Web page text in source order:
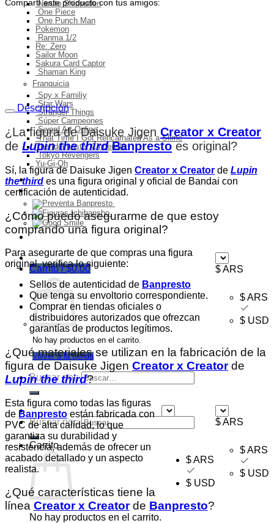
Naruto Shippuden
One Piece
One Punch Man
Pokemon
Ranma 1/2
Re: Zero
Sailor Moon
Sakura Card Captor
Shaman King
Franquicia
Spy x Familiy
Star Wars
Stranger Things
Súper Campeones
Sword Art Online
That Time I Got Rencarnated As a Slime
The Idolmaster Cinderella
Tokyo Revengers
Yu-Gi-Oh
Ingresos del mes
Preventa
Ofertas
$ ARS
$ ARS
$ USD
Carrito /$0,00
No hay productos en el carrito.
Volver a la tienda
Buscar por:
$ ARS
$ ARS
$ USD
Buscar por:
Carrito
No hay productos en el carrito.
$ ARS
$ USD
Compartí este producto con tus amigos:
Descripción
¿La figura de Daisuke Jigen Creator x Creator
de Lupin the third Banprestoes original ?
Sí, la figura de Daisuke Jigen Creator x Creator de Lupin
the third es una figura original y oficial de Bandai con
certificación de autenticidad.
¿Cómo puedo asegurarme de que estoy
comprando una figura original?
Para asegurarte de que compras una figura
original, verifica lo siguiente:
Sellos de autenticidad de Banpresto
Que tenga su envoltorio correspondiente.
Comprar en tiendas oficiales o
distribuidores autorizados que ofrezcan
garantías de productos legítimos.
¿Qué materiales se utilizan en la fabricación de la
figura de Daisuke Jigen Creator x Creatorde
Lupin the third?
Esta figura como todas las figuras
de Banpresto están fabricada con
PVC de alta calidad, lo que
garantiza su durabilidad y
resistencia, además de ofrecer un
acabado detallado y un aspecto
realista.
¿Qué características tiene la
línea Creator x Creatorde Banpresto?